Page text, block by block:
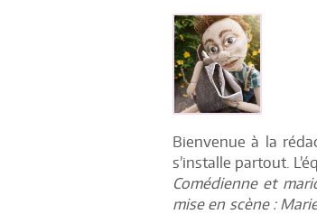
Bienvenue à la
s’installe partout.
Comédienne et
mise en scène :